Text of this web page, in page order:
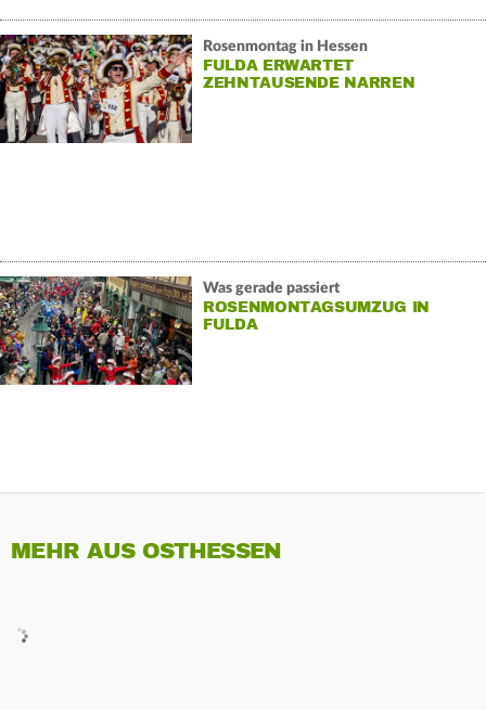
Rosenmontag in Hessen
FULDA ERWARTET
ZEHNTAUSENDE NARREN
Was gerade passiert
ROSENMONTAGSUMZUG IN
FULDA
MEHR AUS OSTHESSEN